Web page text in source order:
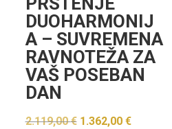
DUOHARMONIJ
A – SUVREMENA
RAVNOTEŽA ZA
VAŠ POSEBAN
DAN
2.119,00€ Izvorna
1.362,00 €